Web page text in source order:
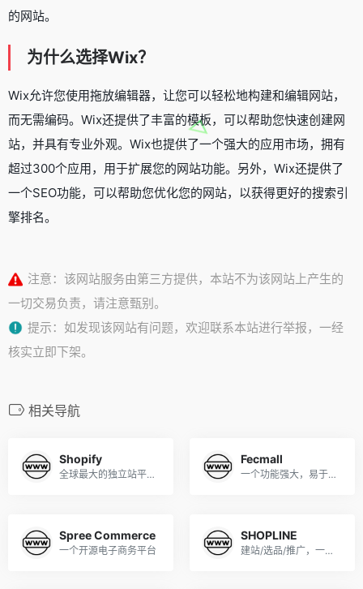
的网站。
为什么选择Wix？
Wix允许您使用拖放编辑器，让您可以轻松地构建和编辑网站，
而无需编码。Wix还提供了丰富的模板，可以帮助您快速创建网
站，并具有专业外观。Wix也提供了一个强大的应用市场，拥有
超过300个应用，用于扩展您的网站功能。另外，Wix还提供了
一个SEO功能，可以帮助您优化您的网站，以获得更好的搜索引
擎排名。
注意：该网站服务由第三方提供，本站不为该网站上产生的
一切交易负责，请注意甄别。
提示：如发现该网站有问题，欢迎联系本站进行举报，一经
核实立即下架。
相关导航
Shopify
全球最大的独立站平台shopify
Fecmall
一个功能强大，易于使用的电子商务平台
Spree Commerce
一个开源电子商务平台
SHOPLINE
建站/选品/推广，一站式助力中国卖家品牌出海